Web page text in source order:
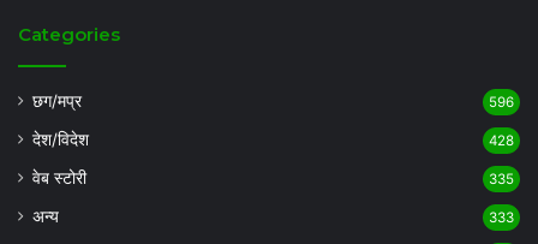
Categories
छग/मप्र 596
देश/विदेश 428
वेब स्टोरी 335
अन्य 333